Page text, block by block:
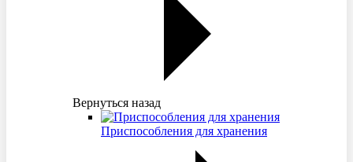
Вернуться назад
Приспособления для хранения